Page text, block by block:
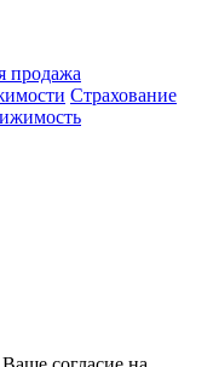
продажа
Страхование